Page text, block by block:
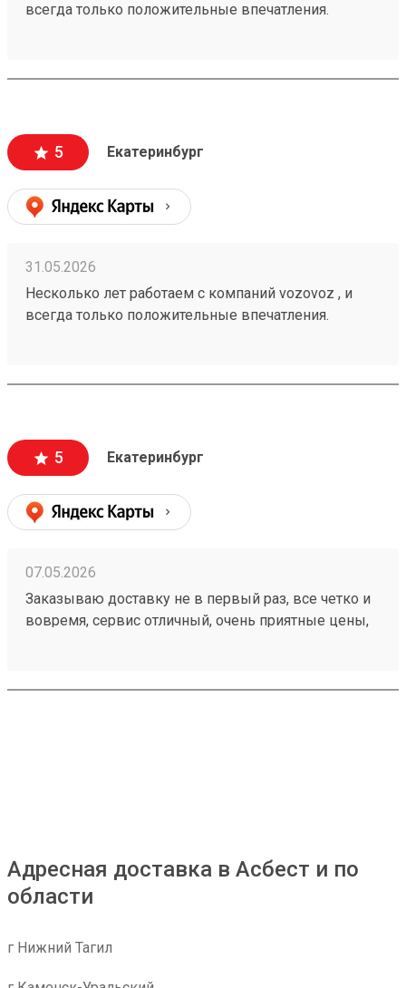
всегда только положительные впечатления.
можно посмотреть всю интересующую
сохранности , и сотрудники аккуратны при загрузке
, выгрузке 🙌🏻 Заказ 260502771
5 Екатеринбург
31.05.2026
Несколько лет работаем с компаний vozovoz , и
всегда только положительные впечатления.
можно посмотреть всю интересующую
сохранности , и сотрудники аккуратны при загрузке
, выгрузке 🙌🏻 Заказ 260502771
5 Екатеринбург
07.05.2026
Заказываю доставку не в первый раз, все четко и
вовремя, сервис отличный, очень приятные цены,
Адресная доставка в Асбест и по
области
г Нижний Тагил